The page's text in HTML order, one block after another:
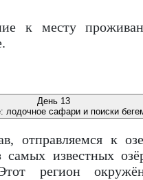
к месту
День 13
лодочное сафари и поиски
отправляемся к
известных
регион